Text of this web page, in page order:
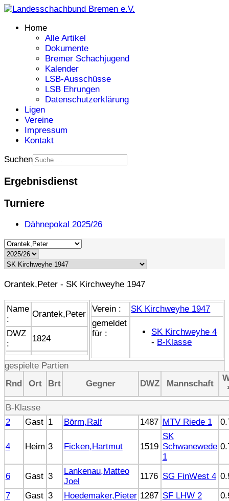
Home
Alle Artikel
Dokumente
Bremer Schachjugend
Kalender
LSB-Ausschüsse
LSB Ehrungen
Datenschutzerklärung
Ligen
Vereine
Impressum
Kontakt
Suchen
Ergebnisdienst
Turniere
Dähnepokal 2025/26
Orantek,Peter - SK Kirchweyhe 1947
Name
:
Orantek,Peter
DWZ
:
1824
Verein :
SK Kirchweyhe 1947
gemeldet
für :
SK Kirchweyhe 4
- B-Klasse
gespielte Partien
Rnd
Ort Brt Gegner DWZ Mannschaft
B-Klasse
2
Gast 1 Börm,Ralf 1487 MTV Riede 1
4 Heim 3 Ficken,Hartmut 1519
SK
Schwanewede
1
6 Gast 3
Lankenau,Matteo
Joel
1176 SG FinWest 4
7
Gast 3 Hoedemaker,Pieter 1287 SF LHW 2